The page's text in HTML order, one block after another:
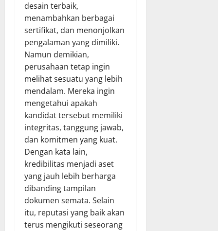
desain terbaik,
menambahkan berbagai
sertifikat, dan menonjolkan
pengalaman yang dimiliki.
Namun demikian,
perusahaan tetap ingin
melihat sesuatu yang lebih
mendalam. Mereka ingin
mengetahui apakah
kandidat tersebut memiliki
integritas, tanggung jawab,
dan komitmen yang kuat.
Dengan kata lain,
kredibilitas menjadi aset
yang jauh lebih berharga
dibanding tampilan
dokumen semata. Selain
itu, reputasi yang baik akan
terus mengikuti seseorang